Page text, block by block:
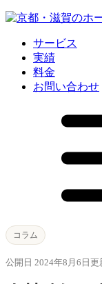
サービス
実績
料金
お問い合わせ
コラム
公開日 2024年8月6日 更